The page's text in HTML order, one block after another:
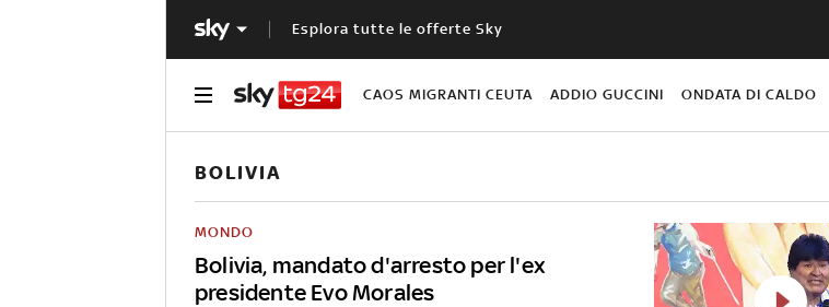
Esplora tutte le offerte Sky
CAOS MIGRANTI CEUTA ADDIO GUCCINI ONDATA DI CALDO
BOLIVIA
Bolivia, mandato d'arresto per l'ex
presidente Evo Morales
MONDO